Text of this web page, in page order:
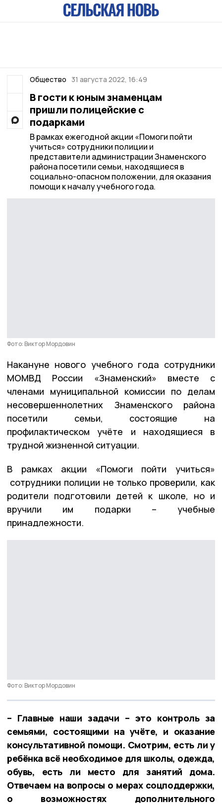
Общество 31 августа 2022, 16:49
В гости к юным знаменцам
пришли полицейские с
подарками
В рамках ежегодной акции «Помоги пойти
учиться» сотрудники полиции и
представители администрации Знаменского
района посетили семьи, находящиеся в
социально-опасном положении, для оказания
помощи к началу учебного года.
Фото: Виктор Мордовин
Накануне нового учебного года сотрудники
МОМВД России «Знаменский» вместе с
членами муниципальной комиссии по делам
несовершеннолетних Знаменского района
посетили семьи, состоящие на
профилактическом учёте и находящиеся в
трудной жизненной ситуации.
В рамках акции «Помоги пойти учиться»
сотрудники полиции не только проверили, как
родители подготовили детей к школе, но и
вручили им подарки – учебные
принадлежности.
Фото: Виктор Мордовин
– Главные наши задачи – это контроль за
семьями, состоящими на учёте, и оказание
консультативной помощи. Смотрим, есть ли у
ребёнка всё необходимое для школы, одежда,
обувь, есть ли место для занятий дома.
Отвечаем на вопросы о мерах соцподдержки,
о возможностях дополнительного